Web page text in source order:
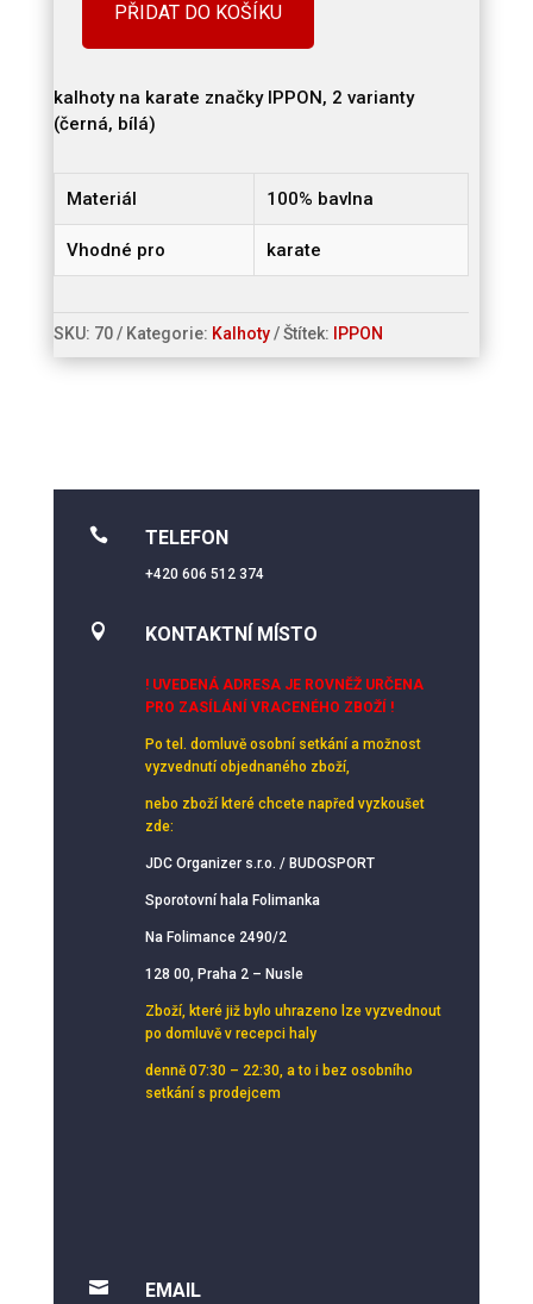
množství
PŘIDAT DO KOŠÍKU
kalhoty na karate značky IPPON, 2 varianty
(černá, bílá)
Materiál 100% bavlna
Vhodné pro karate
SKU: 70 Kategorie: Kalhoty Štítek: IPPON
 TELEFON
+420 606 512 374
 KONTAKTNÍ MÍSTO
! UVEDENÁ ADRESA JE ROVNĚŽ URČENA
PRO ZASÍLÁNÍ VRACENÉHO ZBOŽÍ !
Po tel. domluvě osobní setkání a možnost
vyzvednutí objednaného zboží,
nebo zboží které chcete napřed vyzkoušet
zde:
JDC Organizer s.r.o. / BUDOSPORT
Sporotovní hala Folimanka
Na Folimance 2490/2
128 00, Praha 2 – Nusle
Zboží, které již bylo uhrazeno lze vyzvednout
po domluvě v recepci haly
denně 07:30 – 22:30, a to i bez osobního
setkání s prodejcem
 EMAIL